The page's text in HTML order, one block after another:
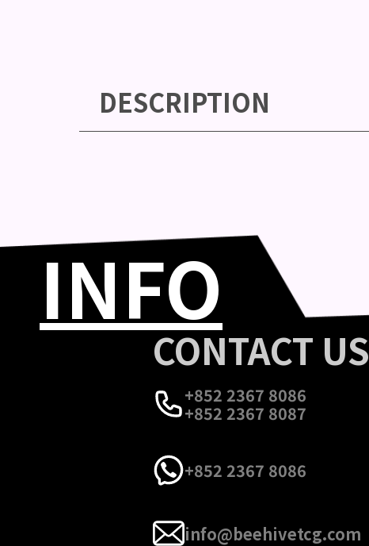
DESCRIPTION
INFO
CONTACT US
+852 2367 8086
+852 2367 8087
+852 2367 8086
info@beehivetcg.com